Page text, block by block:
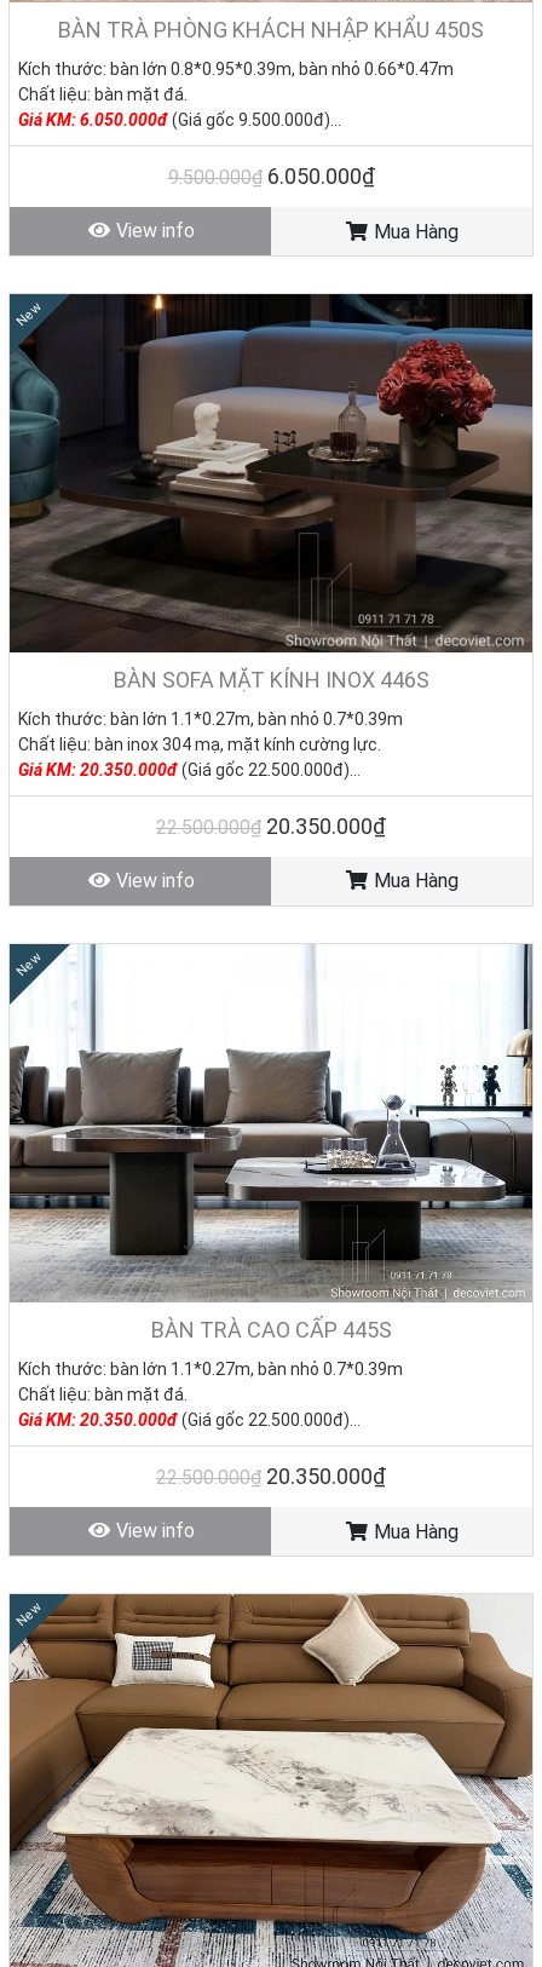
BÀN TRÀ PHÒNG KHÁCH NHẬP KHẨU 450S
Kích thước: bàn lớn 0.8*0.95*0.39m, bàn nhỏ 0.66*0.47m
Chất liệu: bàn mặt đá.
Giá KM: 6.050.000đ(Giá gốc 9.500.000đ)
Tình trạng: Hàng mới - Còn hàng
9.500.000₫ 6.050.000₫
View info Mua Hàng
New
BÀN SOFA MẶT KÍNH INOX 446S
Kích thước: bàn lớn 1.1*0.27m, bàn nhỏ 0.7*0.39m
Chất liệu: bàn inox 304 mạ, mặt kính cường lực.
Giá KM: 20.350.000đ(Giá gốc 22.500.000đ)
Tình trạng: Hàng mới - Còn hàng
22.500.000₫ 20.350.000₫
View info Mua Hàng
New
BÀN TRÀ CAO CẤP 445S
Kích thước: bàn lớn 1.1*0.27m, bàn nhỏ 0.7*0.39m
Chất liệu: bàn mặt đá.
Giá KM: 20.350.000đ(Giá gốc 22.500.000đ)
Tình trạng: Hàng mới - Còn hàng
22.500.000₫ 20.350.000₫
View info Mua Hàng
New